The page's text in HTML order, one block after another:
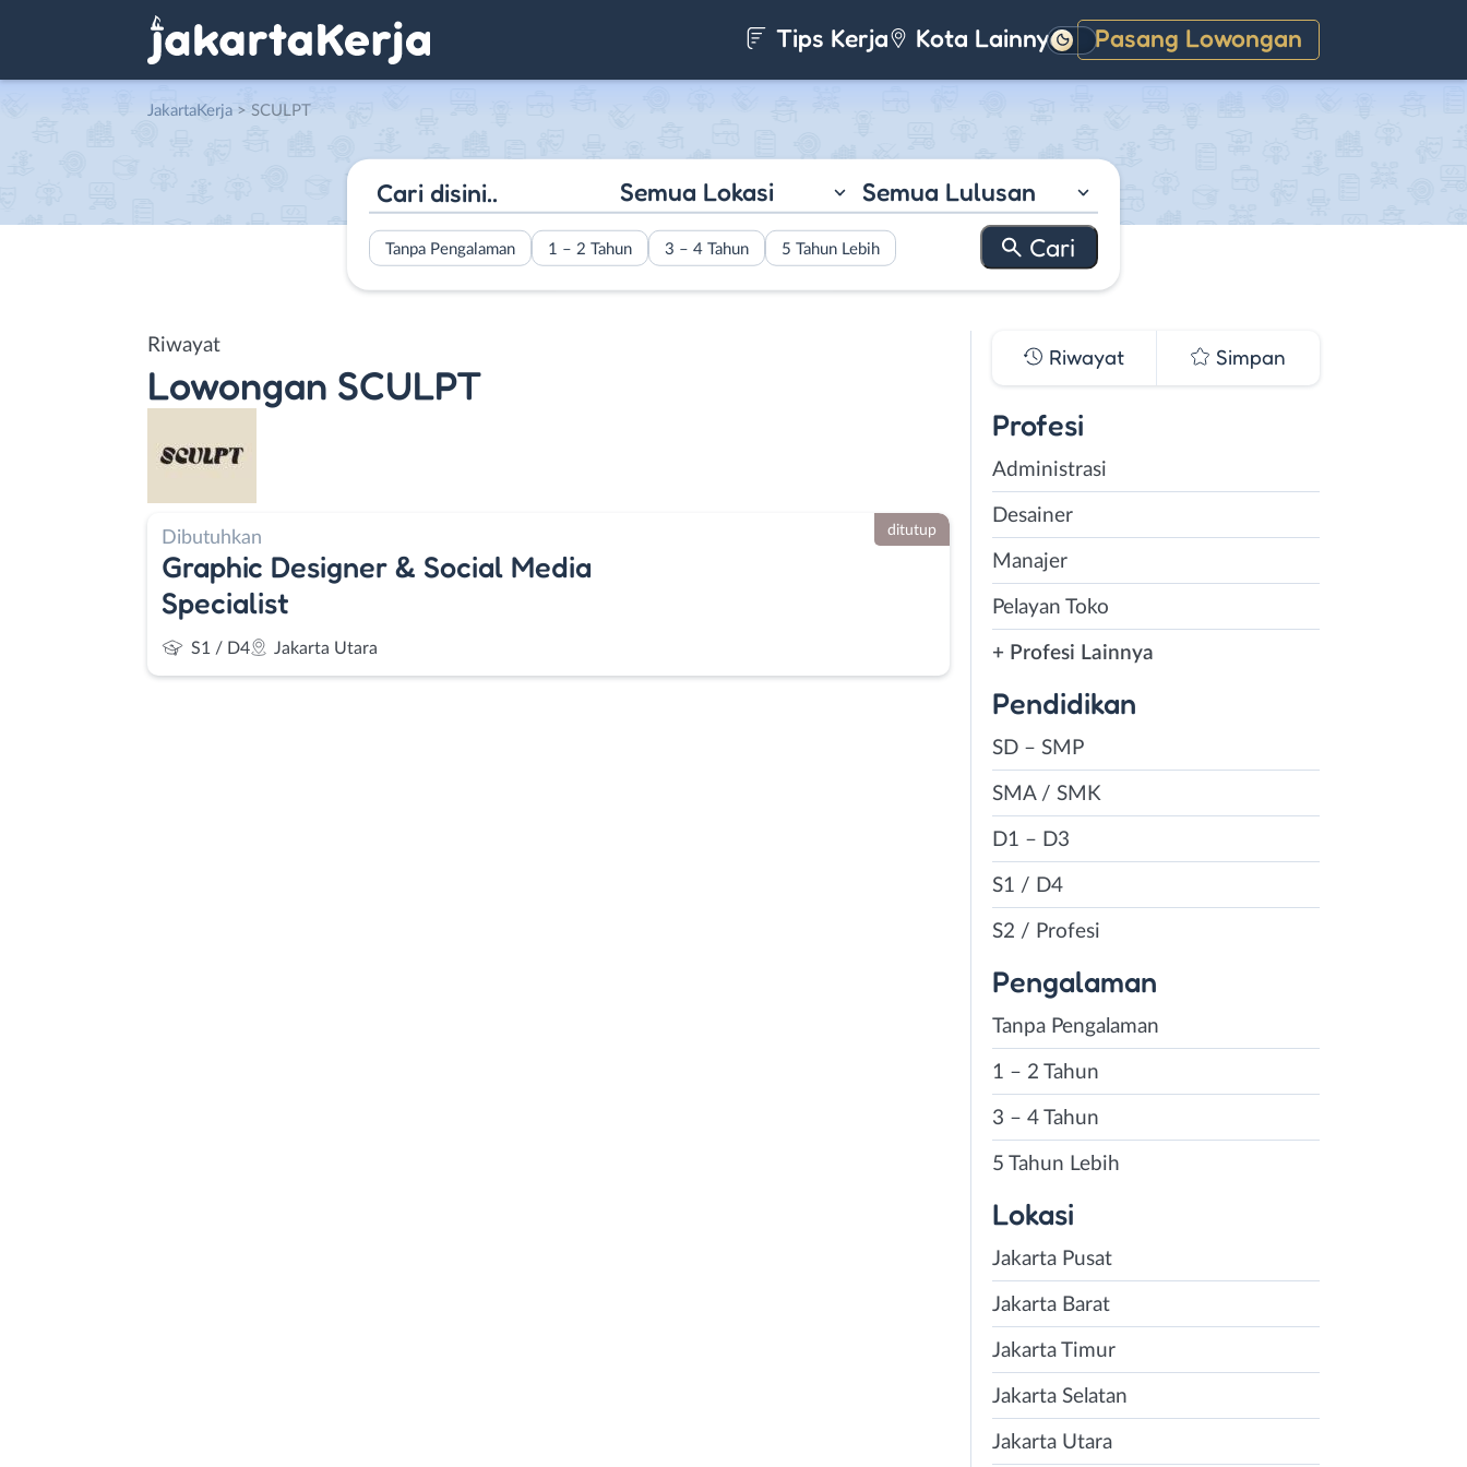
Tips Kerja Kota Lainnya Pasang Lowongan
Gelap
JakartaKerja > SCULPT
Semua Lokasi Semua Lulusan
Tanpa Pengalaman 1 – 2 Tahun 3 – 4 Tahun 5 Tahun Lebih
Riwayat
Lowongan SCULPT
Dibutuhkan
Graphic Designer & Social Media
Specialist
S1 / D4 Jakarta Utara
ditutup
Riwayat Simpan
Profesi
Administrasi
Desainer
Manajer
Pelayan Toko
+ Profesi Lainnya
Pendidikan
SD – SMP
SMA / SMK
D1 – D3
S1 / D4
S2 / Profesi
Pengalaman
Tanpa Pengalaman
1 – 2 Tahun
3 – 4 Tahun
5 Tahun Lebih
Lokasi
Jakarta Pusat
Jakarta Barat
Jakarta Timur
Jakarta Selatan
Jakarta Utara